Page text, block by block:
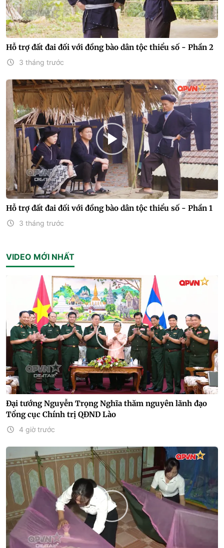
Hỗ trợ đất đai đối với đồng bào dân tộc thiểu số - Phần 2
3 tháng trước
Hỗ trợ đất đai đối với đồng bào dân tộc thiểu số - Phần 1
3 tháng trước
VIDEO MỚI NHẤT
Đại tướng Nguyễn Trọng Nghĩa thăm nguyên lãnh đạo
Tổng cục Chính trị QĐND Lào
4 giờ trước